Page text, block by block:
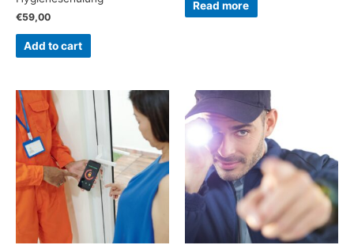
€59,00
Add to cart
Read more